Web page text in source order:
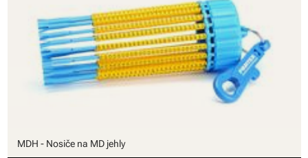
MDH - Nosiče na MD jehly